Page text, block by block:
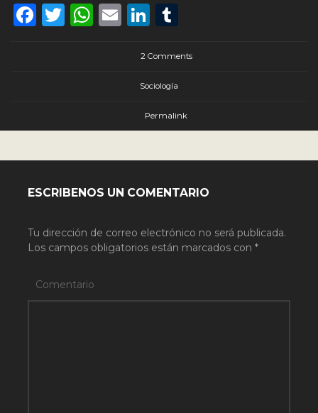
Facebook
Twitter
WhatsApp
EmailLinkedIn
2 Comments
Sociología
Permalink
ESCRIBENOS UN COMENTARIO
Tu dirección de correo electrónico no será publicada.
Los campos obligatorios están marcados con *
Comentario